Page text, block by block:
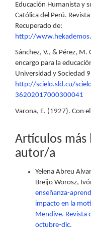
Educación Humanista y
Católica del Perú.
Recuperado de:
http://
Sánchez, V., & Pérez,
encargo para la
Universidad y Sociedad
http://scielo.sld.cu/
36202017000300041
Varona, E. (1927). Con
Artículos más
autor/a
Yelena Abreu
Breijo Worosz,
enseñanza-
impacto en la
Mendive. Revista
octubre-dic.